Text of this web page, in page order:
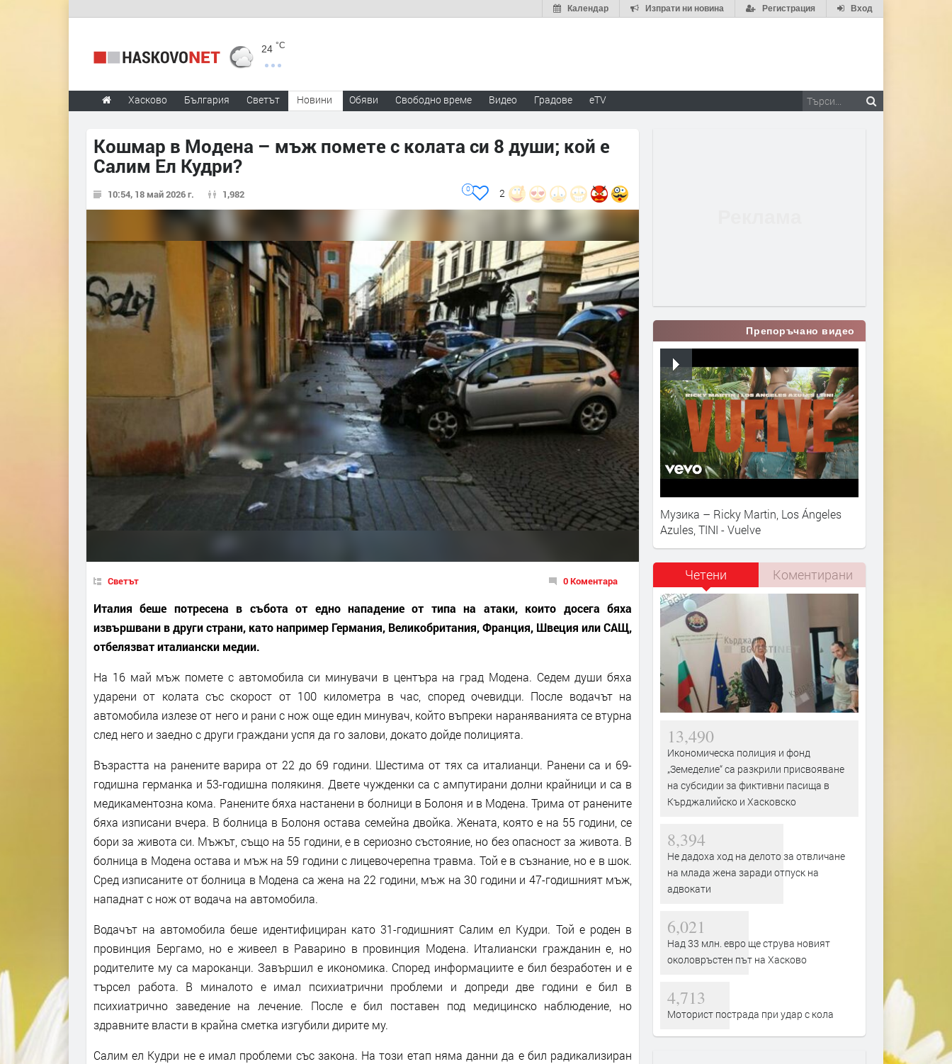
Вход
Регистрация
Изпрати ни новина
Календар
24 °C
Хасково България Светът Новини Обяви Свободно време Видео Градове eTV
Кошмар в Модена – мъж помете с колата си 8 души; кой е
Салим Ел Кудри?
10:54, 18 май 2026 г. 1,982 2
0
Светът 0 Коментара
Италия беше потресена в събота от едно нападение от типа на атаки, които досега бяха
извършвани в други страни, като например Германия, Великобритания, Франция, Швеция или САЩ,
отбелязват италиански медии.
На 16 май мъж помете с автомобила си минувачи в центъра на град Модена. Седем души бяха
ударени от колата със скорост от 100 километра в час, според очевидци. После водачът на
автомобила излезе от него и рани с нож още един минувач, който въпреки нараняванията се втурна
след него и заедно с други граждани успя да го залови, докато дойде полицията.
Възрастта на ранените варира от 22 до 69 години. Шестима от тях са италианци. Ранени са и 69-
годишна германка и 53-годишна полякиня. Двете чужденки са с ампутирани долни крайници и са в
медикаментозна кома. Ранените бяха настанени в болници в Болоня и в Модена. Трима от ранените
бяха изписани вчера. В болница в Болоня остава семейна двойка. Жената, която е на 55 години, се
бори за живота си. Мъжът, също на 55 години, е в сериозно състояние, но без опасност за живота. В
болница в Модена остава и мъж на 59 години с лицевочерепна травма. Той е в съзнание, но е в шок.
Сред изписаните от болница в Модена са жена на 22 години, мъж на 30 години и 47-годишният мъж,
нападнат с нож от водача на автомобила.
Водачът на автомобила беше идентифициран като 31-годишният Салим ел Кудри. Той е роден в
провинция Бергамо, но е живеел в Раварино в провинция Модена. Италиански гражданин е, но
родителите му са мароканци. Завършил е икономика. Според информациите е бил безработен и е
търсел работа. В миналото е имал психиатрични проблеми и допреди две години е бил в
психиатрично заведение на лечение. После е бил поставен под медицинско наблюдение, но
здравните власти в крайна сметка изгубили дирите му.
Салим ел Кудри не е имал проблеми със закона. На този етап няма данни да е бил радикализиран
Препоръчано видео
Музика – Ricky Martin, Los Ángeles
Azules, TINI - Vuelve
Четени Коментирани
13,490
Икономическа полиция и фонд
„Земеделие“ са разкрили присвояване
на субсидии за фиктивни пасища в
Кърджалийско и Хасковско
8,394
Не дадоха ход на делото за отвличане
на млада жена заради отпуск на
адвокати
6,021
Над 33 млн. евро ще струва новият
околовръстен път на Хасково
4,713
Моторист пострада при удар с кола